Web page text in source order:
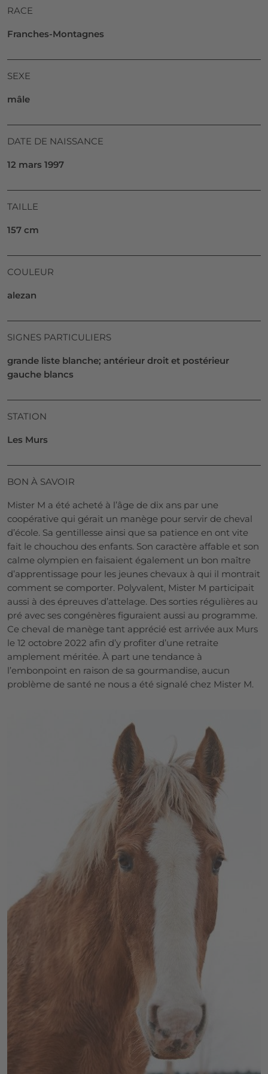
RACE
Franches-Montagnes
SEXE
mâle
DATE DE NAISSANCE
12 mars 1997
TAILLE
157 cm
COULEUR
alezan
SIGNES PARTICULIERS
grande liste blanche; antérieur droit et postérieur
gauche blancs
STATION
Les Murs
BON À SAVOIR
Mister M a été acheté à l’âge de dix ans par une
coopérative qui gérait un manège pour servir de cheval
d’école. Sa gentillesse ainsi que sa patience en ont vite
fait le chouchou des enfants. Son caractère affable et son
calme olympien en faisaient également un bon maître
d’apprentissage pour les jeunes chevaux à qui il montrait
comment se comporter. Polyvalent, Mister M participait
aussi à des épreuves d’attelage. Des sorties régulières au
pré avec ses congénères figuraient aussi au programme.
Ce cheval de manège tant apprécié est arrivée aux Murs
le 12 octobre 2022 afin d’y profiter d’une retraite
amplement méritée. À part une tendance à
l’embonpoint en raison de sa gourmandise, aucun
problème de santé ne nous a été signalé chez Mister M.